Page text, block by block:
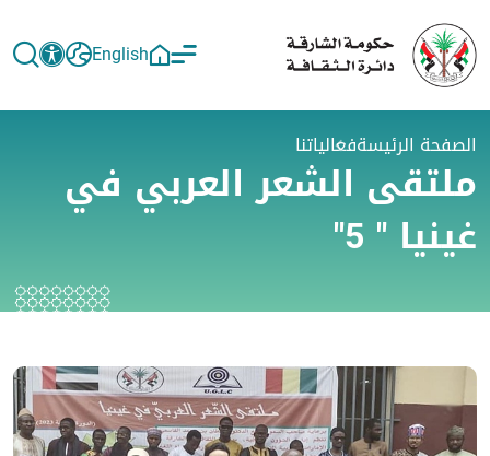
English
الصفحة الرئيسةفعالياتنا
ملتقى الشعر العربي في
غينيا " 5"